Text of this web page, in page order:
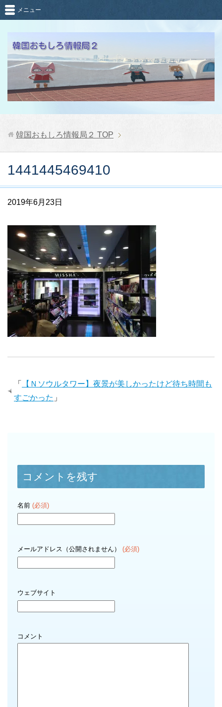
メニュー
韓国おもしろ情報局２ TOP
1441445469410
2019年6月23日
「
【Ｎソウルタワー】夜景が美しかったけど待ち時間も
すごかった 」
コメントを残す
名前 (必須)
メールアドレス（公開されません） (必須)
ウェブサイト
コメント